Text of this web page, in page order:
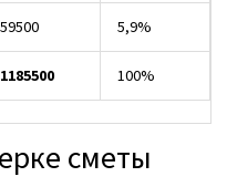
59500 5,9%
1185500 100%
сметы